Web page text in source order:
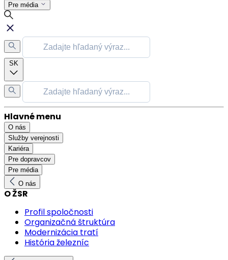
Pre média
SK
Hlavné menu
O nás
Služby verejnosti
Kariéra
Pre dopravcov
Pre média
O nás
O ŽSR
Profil spoločnosti
Organizačná štruktúra
Modernizácia tratí
História železníc